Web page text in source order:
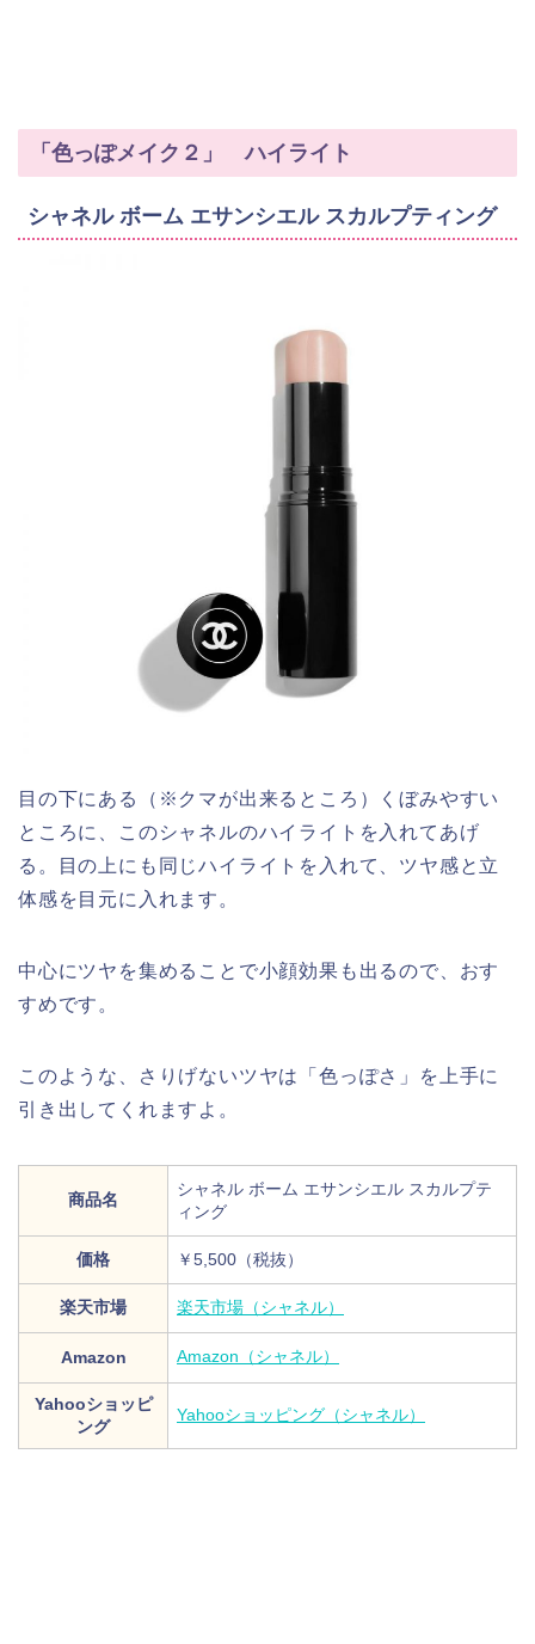
「色っぽメイク２」 ハイライト
シャネル ボーム エサンシエル スカルプティング
目の下にある（※クマが出来るところ）くぼみやすい
ところに、このシャネルのハイライトを入れてあげ
る。目の上にも同じハイライトを入れて、ツヤ感と立
体感を目元に入れます。
中心にツヤを集めることで小顔効果も出るので、おす
すめです。
このような、さりげないツヤは「色っぽさ」を上手に
引き出してくれますよ。
商品名
シャネル ボーム エサンシエル スカルプテ
ィング
価格 ￥5,500（税抜）
楽天市場 楽天市場（シャネル）
Amazon Amazon（シャネル）
Yahooショッピ
ング
Yahooショッピング（シャネル）